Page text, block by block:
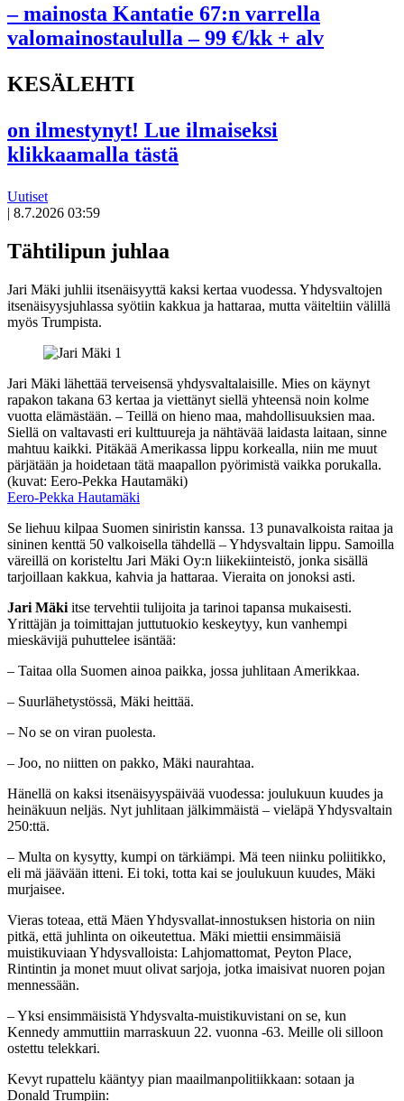
– mainosta Kantatie 67:n varrella
valomainostaululla – 99 €/kk + alv
KESÄLEHTI
on ilmestynyt! Lue ilmaiseksi
klikkaamalla tästä
Uutiset
| 8.7.2026 03:59
artikkeli
Tähtilipun juhlaa
Jari Mäki juhlii itsenäisyyttä kaksi kertaa vuodessa. Yhdysvaltojen
itsenäisyysjuhlassa syötiin kakkua ja hattaraa, mutta väiteltiin välillä
myös Trumpista.
Jari Mäki lähettää terveisensä yhdysvaltalaisille. Mies on käynyt
rapakon takana 63 kertaa ja viettänyt siellä yhteensä noin kolme
vuotta elämästään. – Teillä on hieno maa, mahdollisuuksien maa.
Siellä on valtavasti eri kulttuureja ja nähtävää laidasta laitaan, sinne
mahtuu kaikki. Pitäkää Amerikassa lippu korkealla, niin me muut
pärjätään ja hoidetaan tätä maapallon pyörimistä vaikka porukalla.
(kuvat: Eero-Pekka Hautamäki)
Eero-Pekka Hautamäki
Se liehuu kilpaa Suomen siniristin kanssa. 13 punavalkoista raitaa ja
sininen kenttä 50 valkoisella tähdellä – Yhdysvaltain lippu. Samoilla
väreillä on koristeltu Jari Mäki Oy:n liikekiinteistö, jonka sisällä
tarjoillaan kakkua, kahvia ja hattaraa. Vieraita on jonoksi asti.
Jari Mäki itse tervehtii tulijoita ja tarinoi tapansa mukaisesti.
Yrittäjän ja toimittajan juttutuokio keskeytyy, kun vanhempi
mieskävijä puhuttelee isäntää:
– Taitaa olla Suomen ainoa paikka, jossa juhlitaan Amerikkaa.
– Suurlähetystössä, Mäki heittää.
– No se on viran puolesta.
– Joo, no niitten on pakko, Mäki naurahtaa.
Hänellä on kaksi itsenäisyyspäivää vuodessa: joulukuun kuudes ja
heinäkuun neljäs. Nyt juhlitaan jälkimmäistä – vieläpä Yhdysvaltain
250:ttä.
– Multa on kysytty, kumpi on tärkiämpi. Mä teen niinku poliitikko,
eli mä jäävään itteni. Ei toki, totta kai se joulukuun kuudes, Mäki
murjaisee.
Vieras toteaa, että Mäen Yhdysvallat-innostuksen historia on niin
pitkä, että juhlinta on oikeutettua. Mäki miettii ensimmäisiä
muistikuviaan Yhdysvalloista: Lahjomattomat, Peyton Place,
Rintintin ja monet muut olivat sarjoja, jotka imaisivat nuoren pojan
mennessään.
– Yksi ensimmäisistä Yhdysvalta-muistikuvistani on se, kun
Kennedy ammuttiin marraskuun 22. vuonna -63. Meille oli silloon
ostettu telekkari.
Kevyt rupattelu kääntyy pian maailmanpolitiikkaan: sotaan ja
Donald Trumpiin: